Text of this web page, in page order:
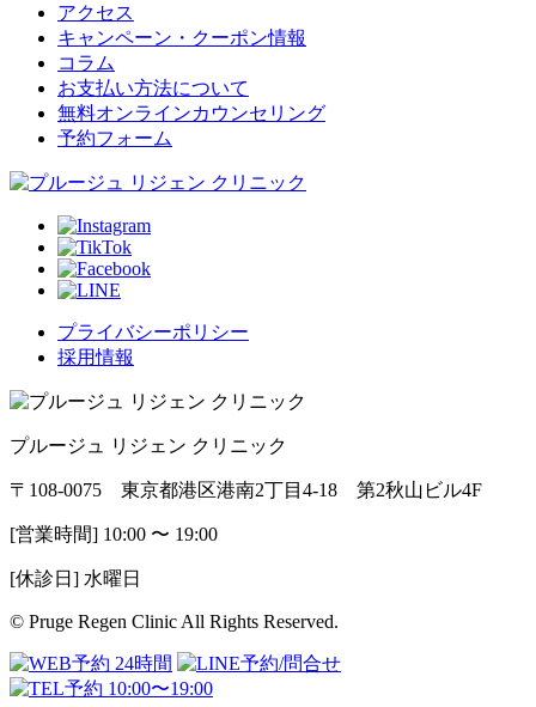
アクセス
キャンペーン・クーポン情報
コラム
お支払い方法について
無料オンラインカウンセリング
予約フォーム
プライバシーポリシー
採用情報
プルージュ リジェン クリニック
〒108-0075 東京都港区港南2丁目4-18 第2秋山ビル4F
[営業時間] 10:00 〜 19:00
[休診日] 水曜日
© Pruge Regen Clinic All Rights Reserved.